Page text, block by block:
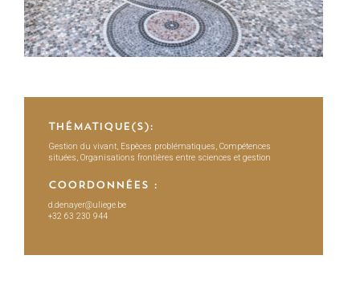
THÉMATIQUE(S):
Gestion du vivant, Espèces problématiques, Compétences
situées, Organisations frontières entre sciences et gestion
COORDONNÉES :
d.denayer@uliege.be
+32 63 230 944